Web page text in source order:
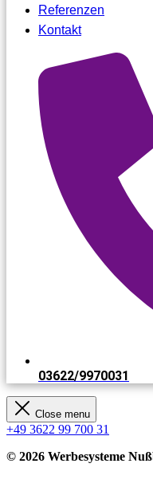
Referenzen
Kontakt
03622/9970031​
Close menu
+49 3622 99 700 31
© 2026 Werbesysteme